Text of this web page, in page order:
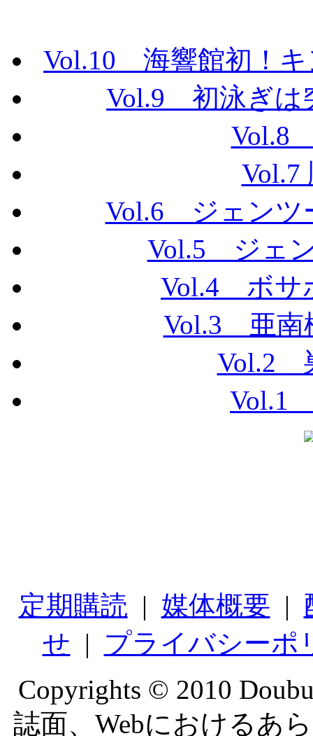
Vol.10 海響館初！
Vol.9 初泳ぎは
Vol.8
Vol.7
Vol.6 ジェンツ
Vol.5 ジェ
Vol.4 ボサ
Vol.3 亜南
Vol.2
Vol.1
定期購読 | 媒体概要 |
せ | プライバシーポ
Copyrights © 2010
誌面、Webにおけるあ